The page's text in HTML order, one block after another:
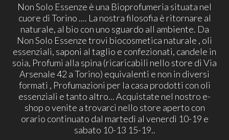
Non Solo Essenze è una Bioprofumeria situata nel
cuore di Torino .... La nostra filosofia è ritornare al
naturale, al bio con uno sguardo all ambiente. Da
Non Solo Essenze trovi biocosmetica naturale , oli
essenziali, saponi al taglio e confezionati, candele in
soia, Profumi alla spina (ricaricabili nello store di Via
Arsenale 42 a Torino) equivalenti e non in diversi
formati , Profumazioni per la casa prodotti con oli
essenziali e tanto altro... Acquistate nel nostro e-
shop o venite a trovarci nello store aperto con
orario continuato dal martedì al venerdì 10-19 e
sabato 10-13 15-19..